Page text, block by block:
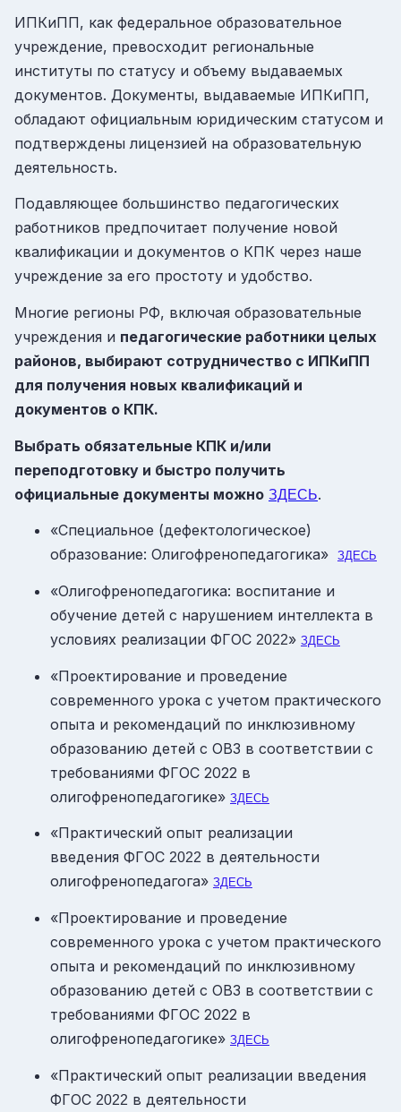
ИПКиПП, как федеральное образовательное
учреждение, превосходит региональные
институты по статусу и объему выдаваемых
документов. Документы, выдаваемые ИПКиПП,
обладают официальным юридическим статусом и
подтверждены лицензией на образовательную
деятельность.
Подавляющее большинство педагогических
работников предпочитает получение новой
квалификации и документов о КПК через наше
учреждение за его простоту и удобство.
Многие регионы РФ, включая образовательные
учреждения и педагогические работники целых
районов, выбирают сотрудничество с ИПКиПП
для получения новых квалификаций и
документов о КПК.
Выбрать обязательные КПК и/или
переподготовку и быстро получить
официальные документы можно ЗДЕСЬ.
«Специальное (дефектологическое)
образование: Олигофренопедагогика»
ЗДЕСЬ
«Олигофренопедагогика: воспитание и
обучение детей с нарушением интеллекта в
условиях реализации ФГОС 2022» ЗДЕСЬ
«Проектирование и проведение
современного урока с учетом практического
опыта и рекомендаций по инклюзивному
образованию детей с ОВЗ в соответствии с
требованиями ФГОС 2022 в
олигофренопедагогике» ЗДЕСЬ
«Практический опыт реализации
введения ФГОС 2022 в деятельности
олигофренопедагога» ЗДЕСЬ
«Проектирование и проведение
современного урока с учетом практического
опыта и рекомендаций по инклюзивному
образованию детей с ОВЗ в соответствии с
требованиями ФГОС 2022 в
олигофренопедагогике» ЗДЕСЬ
«Практический опыт реализации введения
ФГОС 2022 в деятельности